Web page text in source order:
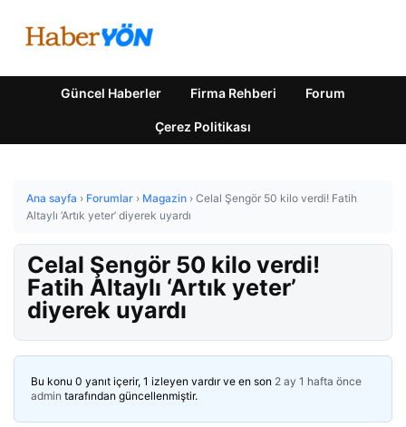
Güncel Haberler Firma Rehberi Forum
Çerez Politikası
Ana sayfa › Forumlar › Magazin › Celal Şengör 50 kilo verdi! Fatih
Altaylı ‘Artık yeter’ diyerek uyardı
Celal Şengör 50 kilo verdi!
Fatih Altaylı ‘Artık yeter’
diyerek uyardı
Bu konu 0 yanıt içerir, 1 izleyen vardır ve en son 2 ay 1 hafta önce
admin tarafından güncellenmiştir.